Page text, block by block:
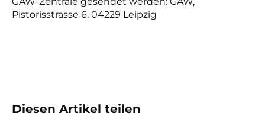
Pistorisstrasse 6, 04229 Leipzig
Diesen Artikel teilen